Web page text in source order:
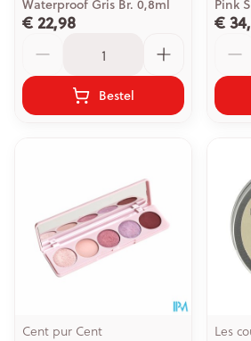
Waterproof Gris Br. 0,8ml
€ 22,98
Bestel
Pink
€
Cent pur Cent Les